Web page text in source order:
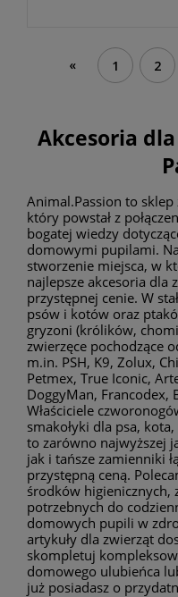
« 1 2
Akcesoria
Animal.Passion to
który powstał z
bogatej wiedzy
domowymi pupilami.
stworzenie miejsca, w
najlepsze akcesoria dla
przystępnej cenie. W
psów i kotów oraz
gryzoni (królików,
zwierzęce pochodzące
m.in. PSH, K9, Zolux,
Petmex, True Iconic,
DoggyMan, Francodex,
Właściciele
smakołyki dla psa,
to zarówno najwyższej
jak i tańsze zamienniki
przystępną ceną.
środków higienicznych,
potrzebnych do
domowych pupili w
artykuły dla zwierząt
skompletuj
domowego ulubieńca
już posiadasz o